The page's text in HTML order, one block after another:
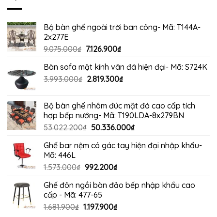
Bộ bàn ghế ngoài trời ban công- Mã: T144A-
2x277E
9.075.000₫ Giá
là:
9.075.000₫.
7.126.900₫Giá
tại
là:
Bàn sofa mặt kính vân đá hiện đại- Mã: S724K
3.993.000₫ Giá
3.993.000₫.
2.819.300₫Giá
là:
2.819.300₫.
Bộ bàn ghế nhôm đúc mặt đá cao cấp tích
hợp bếp nướng- Mã: T190LDA-8x279BN
53.022.200₫ Giá
là:
50.336.000₫Giá
tại
Ghế bar nệm có gác tay hiện đại nhập khẩu-
Mã: 446L
1.573.000₫ Giá
là:
1.573.000₫.
992.200₫Giá
tại
992.200₫.
Ghế đôn ngồi bàn đảo bếp nhập khẩu cao
cấp - Mã: 477-65
1.681.900₫ Giá
1.197.900₫Giá